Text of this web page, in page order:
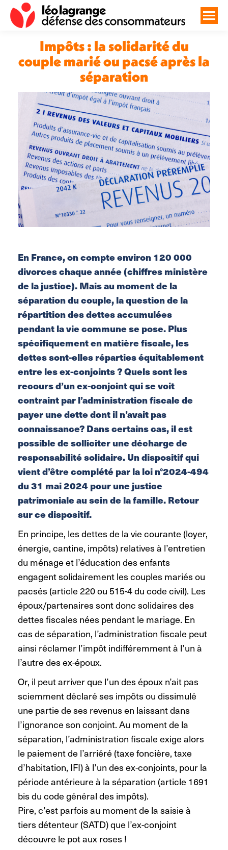
Impôts : la solidarité du
couple marié ou pacsé après la
séparation
Vous êtes ici :
En France, on compte environ 120 000
divorces chaque année (chiffres ministère
de la justice). Mais au moment de la
séparation du couple, la question de la
répartition des dettes accumulées
pendant la vie commune se pose. Plus
spécifiquement en matière fiscale, les
dettes sont-elles réparties équitablement
entre les ex-conjoints ? Quels sont les
recours d’un ex-conjoint qui se voit
contraint par l’administration fiscale de
payer une dette dont il n’avait pas
connaissance? Dans certains cas, il est
possible de solliciter une décharge de
responsabilité solidaire. Un dispositif qui
vient d’être complété par la loi n°2024-494
du 31 mai 2024 pour une justice
patrimoniale au sein de la famille. Retour
sur ce dispositif.
En principe, les dettes de la vie courante (loyer,
énergie, cantine, impôts) relatives à l’entretien
du ménage et l’éducation des enfants
engagent solidairement les couples mariés ou
pacsés (article 220 ou 515-4 du code civil). Les
époux/partenaires sont donc solidaires des
dettes fiscales nées pendant le mariage. En
cas de séparation, l’administration fiscale peut
ainsi réclamer l’impôt indifféremment à l’un à
l’autre des ex-époux.
Or, il peut arriver que l’un des époux n’ait pas
sciemment déclaré ses impôts ou dissimulé
une partie de ses revenus en laissant dans
l’ignorance son conjoint. Au moment de la
séparation, l’administration fiscale exige alors
le paiement de l’arriéré (taxe foncière, taxe
d’habitation, IFI) à l’un des ex-conjoints, pour la
période antérieure à la séparation (article 1691
bis du code général des impôts).
Pire, c’est parfois au moment de la saisie à
tiers détenteur (SATD) que l’ex-conjoint
découvre le pot aux roses !